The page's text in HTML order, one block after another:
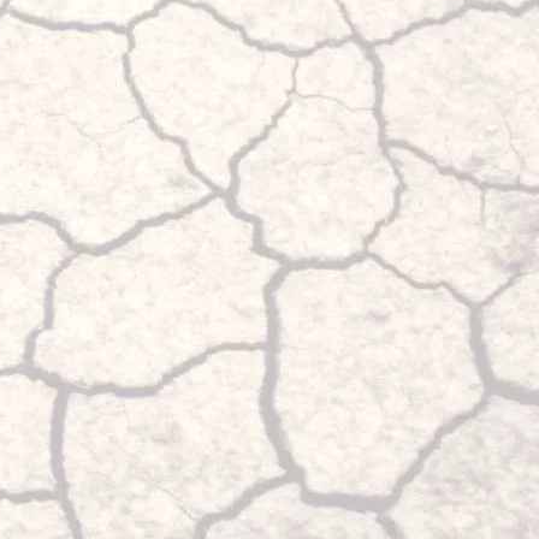
4x4Proyect